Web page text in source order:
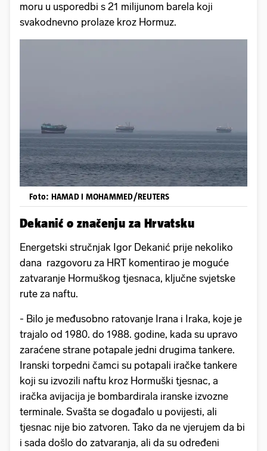
moru u usporedbi s 21 milijunom barela koji
svakodnevno prolaze kroz Hormuz.
Foto: HAMAD I MOHAMMED/REUTERS
Dekanić o značenju za Hrvatsku
Energetski stručnjak Igor Dekanić prije nekoliko
dana razgovoru za HRT komentirao je moguće
zatvaranje Hormuškog tjesnaca, ključne svjetske
rute za naftu.
- Bilo je međusobno ratovanje Irana i Iraka, koje je
trajalo od 1980. do 1988. godine, kada su upravo
zaraćene strane potapale jedni drugima tankere.
Iranski torpedni čamci su potapali iračke tankere
koji su izvozili naftu kroz Hormuški tjesnac, a
iračka avijacija je bombardirala iranske izvozne
terminale. Svašta se događalo u povijesti, ali
tjesnac nije bio zatvoren. Tako da ne vjerujem da bi
i sada došlo do zatvaranja, ali da su određeni